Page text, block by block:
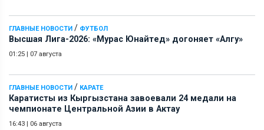
ГЛАВНЫЕ НОВОСТИ / ФУТБОЛ
Высшая Лига-2026: «Мурас Юнайтед» догоняет «Алгу»
01:25 | 07 августа
ГЛАВНЫЕ НОВОСТИ / КАРАТЕ
Каратисты из Кыргызстана завоевали 24 медали на
чемпионате Центральной Азии в Актау
16:43 | 06 августа